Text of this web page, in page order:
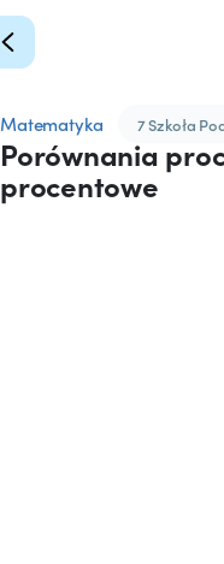
Matematyka 7 Szkoła
Porównania
procentowe